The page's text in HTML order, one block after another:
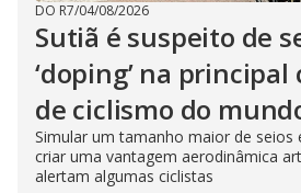
DO R7/04/08/2026
Sutiã é suspeito de
‘doping’ na
de ciclismo do
Simular um tamanho maior de seios
criar uma vantagem aerodinâmica
alertam algumas ciclistas